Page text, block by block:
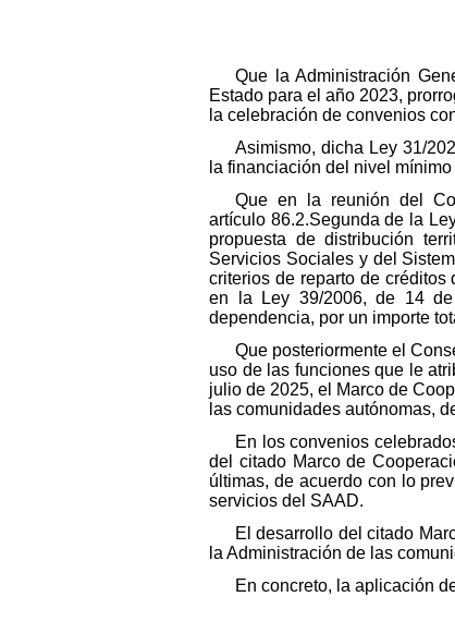
Que la Administración
Estado para el año 2023,
la celebración de convenios
Asimismo, dicha Ley 31/
la financiación del nivel
Que en la reunión del
artículo 86.2.Segunda de la
propuesta de distribución
Servicios Sociales y del
criterios de reparto de
en la Ley 39/2006, de 14
dependencia, por un importe
Que posteriormente el
uso de las funciones que le
julio de 2025, el Marco de
las comunidades autónomas,
En los convenios
del citado Marco de
últimas, de acuerdo con lo
servicios del SAAD.
El desarrollo del citado
la Administración de las
En concreto, la aplicación